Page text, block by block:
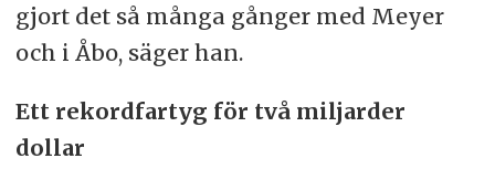
gjort det så många gånger med Meyer
och i Åbo, säger han.
Ett rekordfartyg för två miljarder
dollar